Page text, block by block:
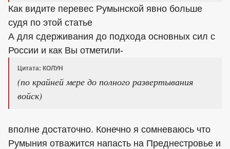
Как видите перевес Румынской явно больше
судя по этой статье
А для сдерживания до подхода основных сил с
России и как Вы отметили-
Цитата: КОЛУН
(по крайней мере до полного развертывания
войск)
вполне достаточно. Конечно я сомневаюсь что
Румыния отважится напасть на Преднестровье и